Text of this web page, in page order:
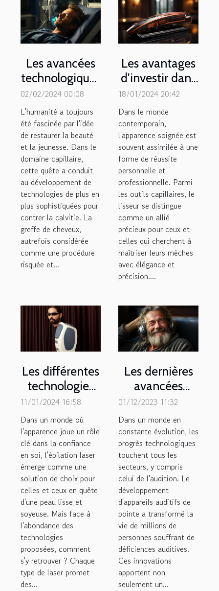
Les avancées
technologiques
dans le
domaine de la
greffe de
cheveux
02/02/2024 00:08
L'humanité a toujours
été fascinée par l'idée
de restaurer la beauté
et la jeunesse. Dans le
domaine capillaire,
cette quête a conduit
au développement de
technologies de plus en
plus sophistiquées pour
contrer la calvitie. La
greffe de cheveux,
autrefois considérée
comme une procédure
risquée et...
Les avantages
d'investir dans
un lisseur de
qualité pour
une coiffure
parfaite
18/01/2024 20:42
Dans le monde
contemporain,
l'apparence soignée est
souvent assimilée à une
forme de réussite
personnelle et
professionnelle. Parmi
les outils capillaires, le
lisseur se distingue
comme un allié
précieux pour ceux et
celles qui cherchent à
maîtriser leurs mèches
avec élégance et
précision....
Les différentes
technologies
d'épilation
laser : quelle
est la plus
efficace ?
11/01/2024 16:58
Dans un monde où
l'apparence joue un rôle
clé dans la confiance
en soi, l'épilation laser
émerge comme une
solution de choix pour
celles et ceux en quête
d'une peau lisse et
soyeuse. Mais face à
l'abondance des
technologies
proposées, comment
s'y retrouver ? Chaque
type de laser promet
des...
Les dernières
avancées
technologiques
en matière
d'appareils
auditifs
01/12/2023 11:32
Dans un monde en
constante évolution, les
progrès technologiques
touchent tous les
secteurs, y compris
celui de l'audition. Le
développement
d'appareils auditifs de
pointe a transformé la
vie de millions de
personnes souffrant de
déficiences auditives.
Ces innovations
apportent non
seulement un...